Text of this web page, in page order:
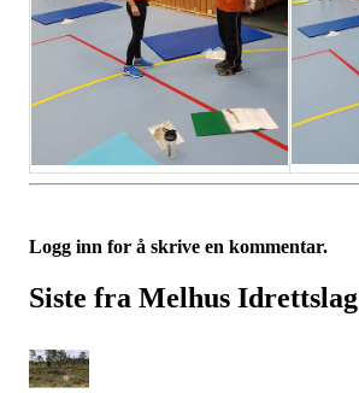
Logg inn for å skrive en kommentar.
Siste fra Melhus Idrettslag